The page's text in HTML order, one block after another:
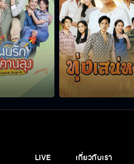
LIVE เกี่ยวกับเรา